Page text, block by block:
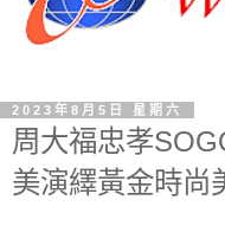
2023年8月5日 星期六
周大福忠孝
美演繹黃金時尚